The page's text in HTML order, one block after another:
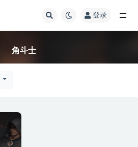
登录
角斗士